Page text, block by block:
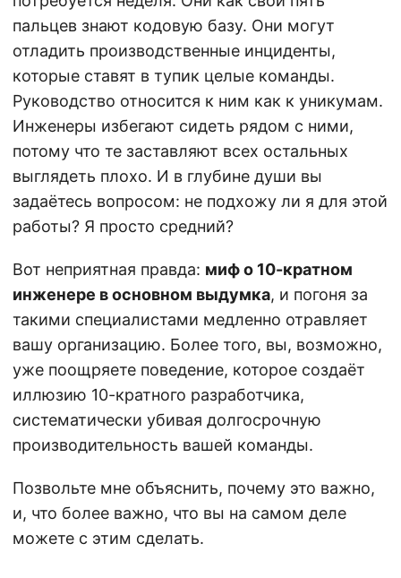
пальцев знают кодовую базу. Они могут
отладить производственные инциденты,
которые ставят в тупик целые команды.
Руководство относится к ним как к уникумам.
Инженеры избегают сидеть рядом с ними,
потому что те заставляют всех остальных
выглядеть плохо. И в глубине души вы
задаётесь вопросом: не подхожу ли я для этой
работы? Я просто средний?
Вот неприятная правда: миф о 10-кратном
инженере в основном выдумка, и погоня за
такими специалистами медленно отравляет
вашу организацию. Более того, вы, возможно,
уже поощряете поведение, которое создаёт
иллюзию 10-кратного разработчика,
систематически убивая долгосрочную
производительность вашей команды.
Позвольте мне объяснить, почему это важно,
и, что более важно, что вы на самом деле
можете с этим сделать.